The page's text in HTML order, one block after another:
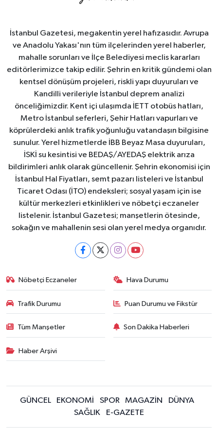
İstanbul Gazetesi, megakentin yerel hafızasıdır. Avrupa
ve Anadolu Yakası'nın tüm ilçelerinden yerel haberler,
mahalle sorunları ve İlçe Belediyesi meclis kararları
editörlerimizce takip edilir. Şehrin en kritik gündemi olan
kentsel dönüşüm projeleri, riskli yapı duyuruları ve
Kandilli verileriyle İstanbul deprem analizi
önceliğimizdir. Kent içi ulaşımda İETT otobüs hatları,
Metro İstanbul seferleri, Şehir Hatları vapurları ve
köprülerdeki anlık trafik yoğunluğu vatandaşın bilgisine
sunulur. Yerel hizmetlerde İBB Beyaz Masa duyuruları,
İSKİ su kesintisi ve BEDAŞ/AYEDAŞ elektrik arıza
bildirimleri anlık olarak güncellenir. Şehrin ekonomisi için
İstanbul Hal Fiyatları, semt pazarı listeleri ve İstanbul
Ticaret Odası (İTO) endeksleri; sosyal yaşam için ise
kültür merkezleri etkinlikleri ve nöbetçi eczaneler
listelenir. İstanbul Gazetesi; manşetlerin ötesinde,
sokağın ve mahallenin sesi olan yerel medya organıdır.
Nöbetçi Eczaneler Hava Durumu
Trafik Durumu Puan Durumu ve Fikstür
Tüm Manşetler Son Dakika Haberleri
Haber Arşivi
GÜNCEL EKONOMİ SPOR MAGAZİN
DÜNYA
SAĞLIK
E-GAZETE